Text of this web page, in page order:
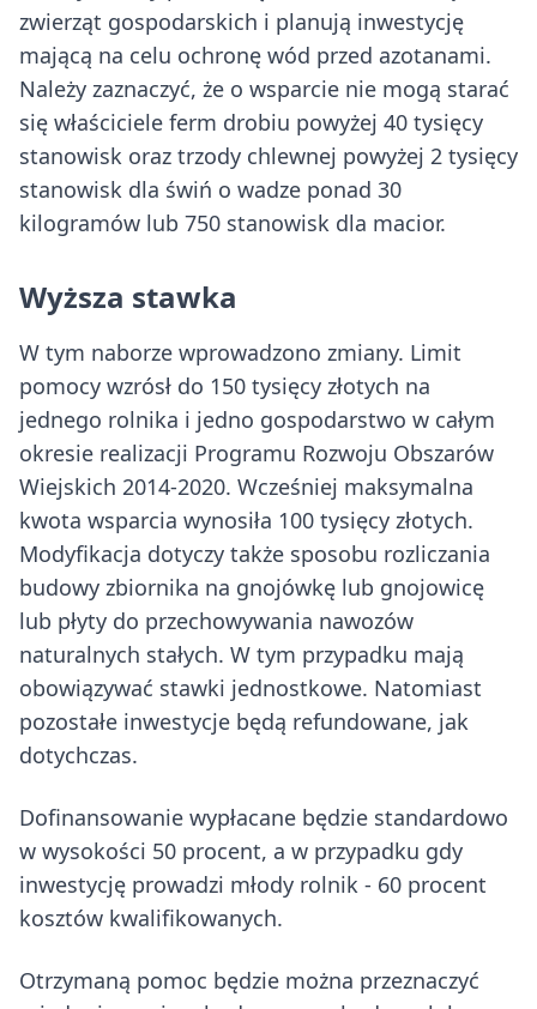
zwierząt gospodarskich i planują inwestycję
mającą na celu ochronę wód przed azotanami.
Należy zaznaczyć, że o wsparcie nie mogą starać
się właściciele ferm drobiu powyżej 40 tysięcy
stanowisk oraz trzody chlewnej powyżej 2 tysięcy
stanowisk dla świń o wadze ponad 30
kilogramów lub 750 stanowisk dla macior.
Wyższa stawka
W tym naborze wprowadzono zmiany. Limit
pomocy wzrósł do 150 tysięcy złotych na
jednego rolnika i jedno gospodarstwo w całym
okresie realizacji Programu Rozwoju Obszarów
Wiejskich 2014-2020. Wcześniej maksymalna
kwota wsparcia wynosiła 100 tysięcy złotych.
Modyfikacja dotyczy także sposobu rozliczania
budowy zbiornika na gnojówkę lub gnojowicę
lub płyty do przechowywania nawozów
naturalnych stałych. W tym przypadku mają
obowiązywać stawki jednostkowe. Natomiast
pozostałe inwestycje będą refundowane, jak
dotychczas.
Dofinansowanie wypłacane będzie standardowo
w wysokości 50 procent, a w przypadku gdy
inwestycję prowadzi młody rolnik - 60 procent
kosztów kwalifikowanych.
Otrzymaną pomoc będzie można przeznaczyć